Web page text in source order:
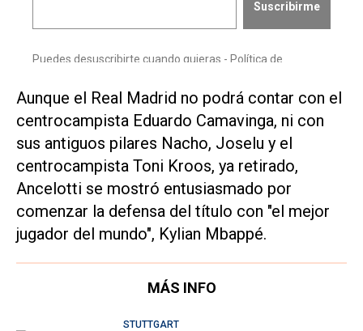
Aunque el Real Madrid no podrá contar con el
centrocampista Eduardo Camavinga, ni con
sus antiguos pilares Nacho, Joselu y el
centrocampista Toni Kroos, ya retirado,
Ancelotti se mostró entusiasmado por
comenzar la defensa del título con "el mejor
jugador del mundo", Kylian Mbappé.
MÁS INFO
STUTTGART